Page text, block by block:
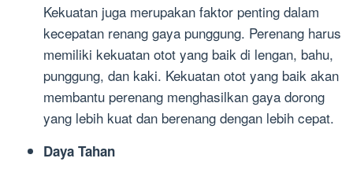
Kekuatan juga merupakan faktor penting dalam
kecepatan renang gaya punggung. Perenang harus
memiliki kekuatan otot yang baik di lengan, bahu,
punggung, dan kaki. Kekuatan otot yang baik akan
membantu perenang menghasilkan gaya dorong
yang lebih kuat dan berenang dengan lebih cepat.
Daya Tahan